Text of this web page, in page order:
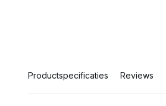
Productspecificaties Reviews